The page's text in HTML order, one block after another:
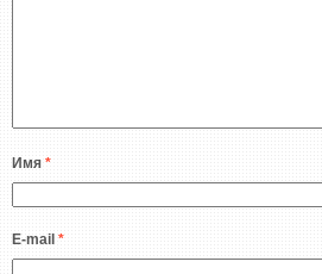
Имя *
E-mail *